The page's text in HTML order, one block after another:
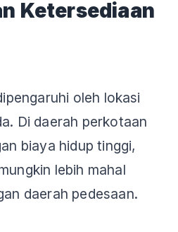
Ketersediaan
oleh lokasi
Di daerah perkotaan
biaya hidup tinggi,
lebih mahal
daerah pedesaan.